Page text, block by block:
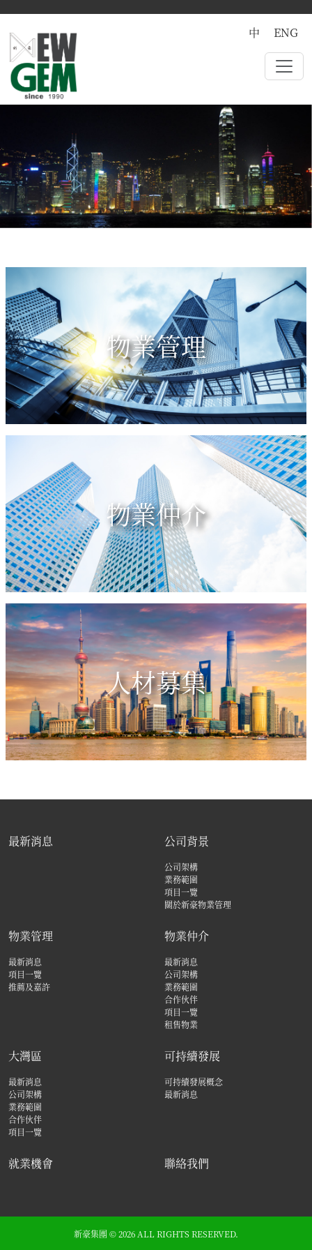
中 ENG
物業管理
物業仲介
人材募集
最新消息 公司背景
公司架構
業務範圍
項目一覽
關於新豪物業管理
物業管理
最新消息
項目一覽
推薦及嘉許
物業仲介
最新消息
公司架構
業務範圍
合作伙伴
項目一覽
租售物業
大灣區
最新消息
公司架構
業務範圍
合作伙伴
項目一覽
可持續發展
可持續發展概念
最新消息
就業機會 聯絡我們
新豪集團 © 2026 ALL RIGHTS RESERVED.